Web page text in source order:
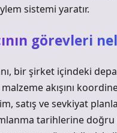
sistemi yaratır.
görevleri
bir şirket içindeki
akışını
satış ve sevkiyat
tarihlerine